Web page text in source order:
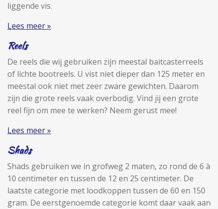
liggende vis.
Lees meer »
Reels
De reels die wij gebruiken zijn meestal baitcasterreels
of lichte bootreels. U vist niet dieper dan 125 meter en
meestal ook niet met zeer zware gewichten. Daarom
zijn die grote reels vaak overbodig. Vind jij een grote
reel fijn om mee te werken? Neem gerust mee!
Lees meer »
Shads
Shads gebruiken we in grofweg 2 maten, zo rond de 6 à
10 centimeter en tussen de 12 en 25 centimeter. De
laatste categorie met loodkoppen tussen de 60 en 150
gram. De eerstgenoemde categorie komt daar vaak aan